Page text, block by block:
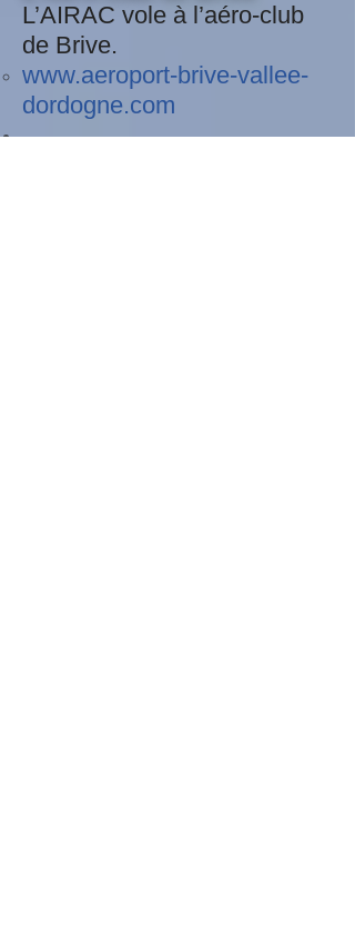
L’AIRAC vole à l’aéro-club
de Brive.
www.aeroport-brive-vallee-
dordogne.com